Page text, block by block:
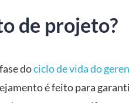
de projeto?
dociclo de vida do
é feito para